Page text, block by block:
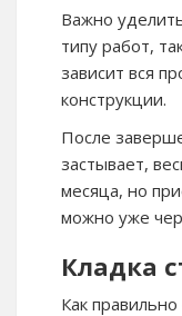
Важно
типу работ,
зависит вся
конструкции.
После
застывает,
месяца, но
можно уже
Кладка
Как